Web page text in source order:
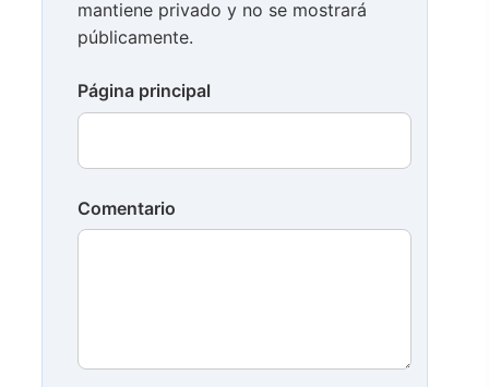
mantiene privado y no se mostrará
públicamente.
Página principal
Comentario